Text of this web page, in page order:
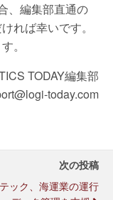
、編集部直通の
れば幸いです。
。
TODAY編集部
today.com
次の投稿
ック、海運業の運行